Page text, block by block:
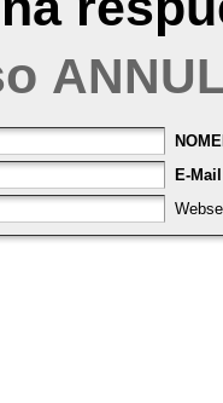
E-Mail